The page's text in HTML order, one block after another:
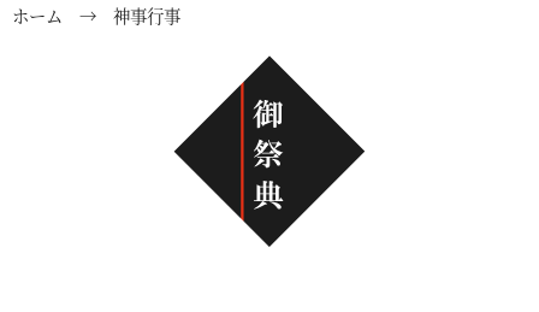
ホーム → 神事行事